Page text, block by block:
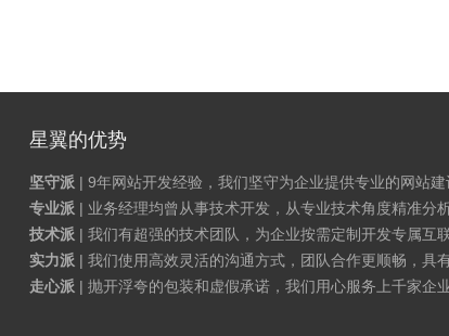
星翼的优势
坚守派 | 9年网站开发经验，我们坚守为企业提供专业的网站建
专业派 | 业务经理均曾从事技术开发，从专业技术角度精准分
技术派 | 我们有超强的技术团队，为企业按需定制开发专属互
实力派 | 我们使用高效灵活的沟通方式，团队合作更顺畅，具
走心派 | 抛开浮夸的包装和虚假承诺，我们用心服务上千家企